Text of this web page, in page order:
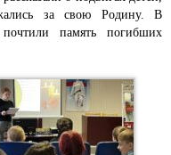
за свою Родину. В
память погибших